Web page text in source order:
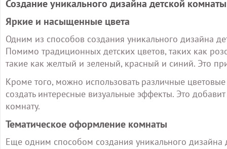
Создание уникального дизайна детской комнаты
Яркие и насыщенные цвета
Одним из способов создания уникального дизайна
Помимо традиционных детских цветов, таких как
такие как желтый и зеленый, красный и синий. Это
Кроме того, можно использовать различные
создать интересные визуальные эффекты. Это
комнату.
Тематическое оформление комнаты
Еще одним способом создания уникального дизайна